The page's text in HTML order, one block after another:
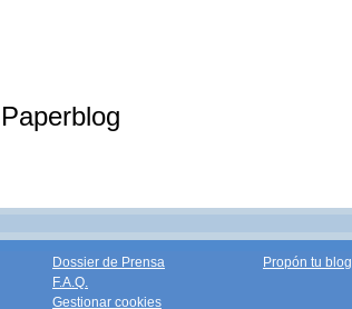
Dossier de Prensa
F.A.Q.
Gestionar cookies
Propón tu blog